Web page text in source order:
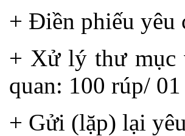
+ Điền phiếu yêu
+ Xử lý thư mục
quan: 100 rúp/ 01
+ Gửi (lặp) lại